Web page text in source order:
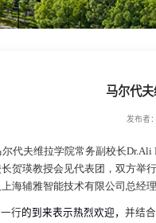
马尔代
发布者
尔代夫维拉学院常务副校长Dr.Ali
贺瑛教授会见代表团，双方举
海辅雅智能技术有限公司总经
一行的到来表示热烈欢迎， 并结